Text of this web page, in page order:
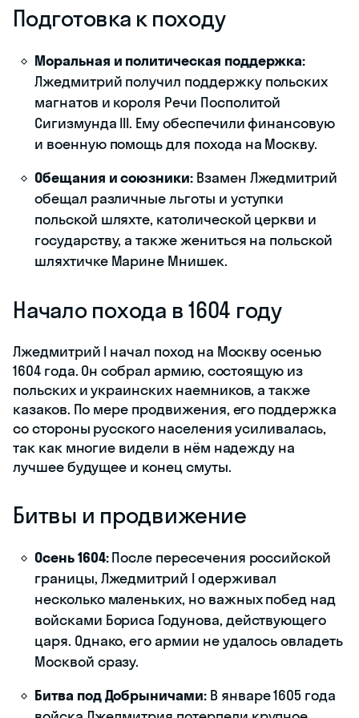
Подготовка к походу
Моральная и политическая поддержка:
Лжедмитрий получил поддержку польских
магнатов и короля Речи Посполитой
Сигизмунда III. Ему обеспечили финансовую
и военную помощь для похода на Москву.
Обещания и союзники: Взамен Лжедмитрий
обещал различные льготы и уступки
польской шляхте, католической церкви и
государству, а также жениться на польской
шляхтичке Марине Мнишек.
Начало похода в 1604 году
Лжедмитрий I начал поход на Москву осенью
1604 года. Он собрал армию, состоящую из
польских и украинских наемников, а также
казаков. По мере продвижения, его поддержка
со стороны русского населения усиливалась,
так как многие видели в нём надежду на
лучшее будущее и конец смуты.
Битвы и продвижение
Осень 1604:После пересечения российской
границы, Лжедмитрий I одерживал
несколько маленьких, но важных побед над
войсками Бориса Годунова, действующего
царя. Однако, его армии не удалось овладеть
Москвой сразу.
Битва под Добрыничами:В январе 1605 года